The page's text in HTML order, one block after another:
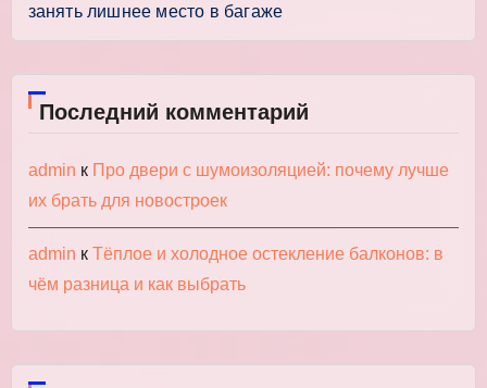
занять лишнее место в багаже
Последний комментарий
admin к Про двери с шумоизоляцией: почему лучше
их брать для новостроек
admin к Тёплое и холодное остекление балконов: в
чём разница и как выбрать